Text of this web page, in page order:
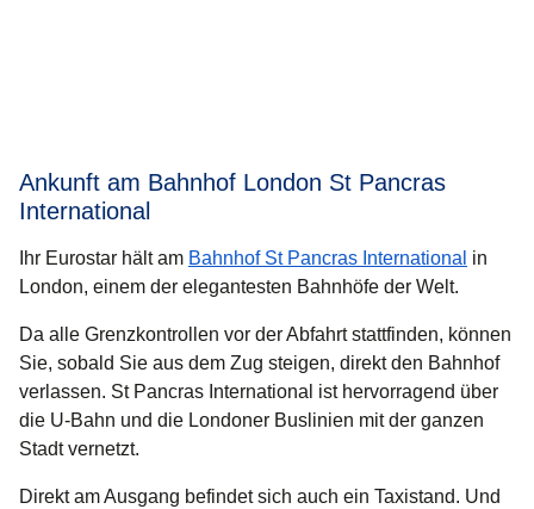
Ankunft am Bahnhof London St Pancras
International
Ihr Eurostar hält am Bahnhof St Pancras International in
London, einem der elegantesten Bahnhöfe der Welt.
Da alle Grenzkontrollen vor der Abfahrt stattfinden, können
Sie, sobald Sie aus dem Zug steigen, direkt den Bahnhof
verlassen. St Pancras International ist hervorragend über
die U-Bahn und die Londoner Buslinien mit der ganzen
Stadt vernetzt.
Direkt am Ausgang befindet sich auch ein Taxistand. Und